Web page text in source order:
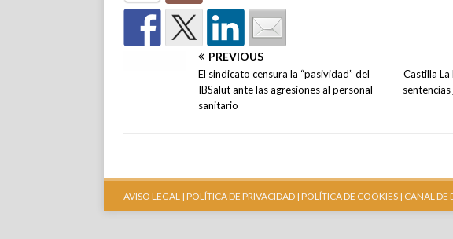
PREVIOUS
El sindicato censura la “pasividad” del
IBSalut ante las agresiones al personal
sanitario
Castilla La
AVISO LEGAL | POLÍTICA DE PRIVACIDAD | POLÍTICA DE COOKIES | CANAL DE